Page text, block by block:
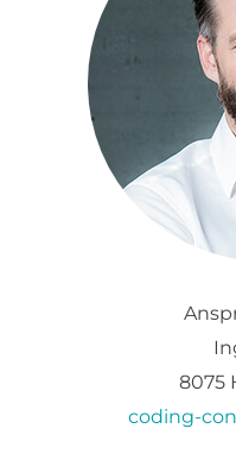
8075
coding-